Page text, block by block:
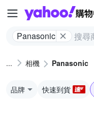
Panasonic
相機 Panasonic
品牌 快速到貨